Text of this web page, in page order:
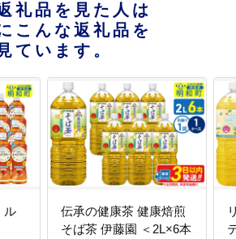
礼品を見た人は
こんな返礼品を
見ています。
伝承の健康茶 健康焙煎
そば茶 伊藤園 ＜2L×6本